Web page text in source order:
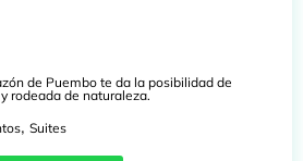
de Puembo te da la posibilidad de
rodeada de naturaleza.
, Suites